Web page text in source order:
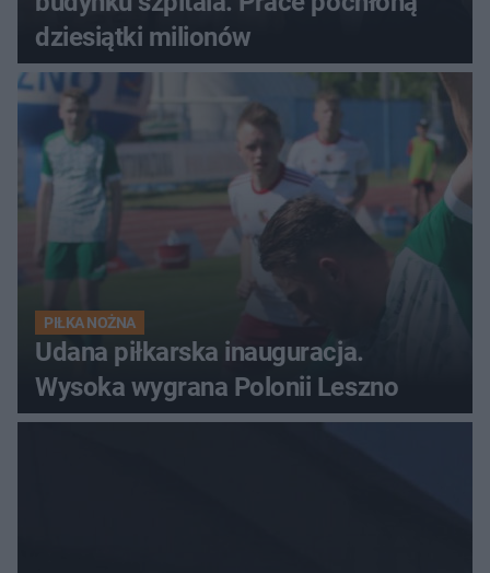
dziesiątki milionów
PIŁKA NOŻNA
Udana piłkarska inauguracja.
Wysoka wygrana Polonii Leszno